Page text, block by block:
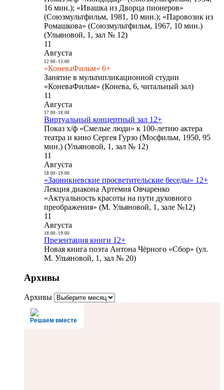
16 мин.); «Ивашка из Дворца пионеров»
(Союзмультфильм, 1981, 10 мин.); «Паровозик из
Ромашкова» (Союзмультфильм, 1967, 10 мин.)
(Ульяновой, 1, зал № 12)
11
Августа
12:00- 13:00
«КоневаФильм» 6+
Занятие в мультипликационной студии
«КоневаФильм» (Конева, 6, читальный зал)
11
Августа
17:00- 18:00
Виртуальный концертный зал 12+
Показ х/ф «Смелые люди» к 100-летию актера
театра и кино Сергея Гурзо (Мосфильм, 1950, 95
мин.) (Ульяновой, 1, зал № 12)
11
Августа
18:00- 19:00
«Заоникиевские просветительские беседы» 12+
Лекция диакона Артемия Овчаренко
«Актуальность красоты на пути духовного
преображения» (М. Ульяновой, 1, зале №12)
11
Августа
18:00- 19:00
Презентация книги 12+
Новая книга поэта Антона Чёрного «Сбор» (ул.
М. Ульяновой, 1, зал № 20)
Архивы
Архивы
Решаем вместе